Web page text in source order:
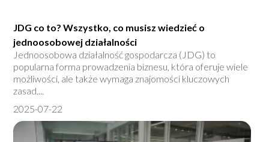
JDG co to? Wszystko, co musisz wiedzieć o
jednoosobowej działalności
Jednoosobowa działalność gospodarcza (JDG) to
popularna forma prowadzenia biznesu, która oferuje wiele
możliwości, ale także wymaga znajomości kluczowych
zasad....
2025-07-22